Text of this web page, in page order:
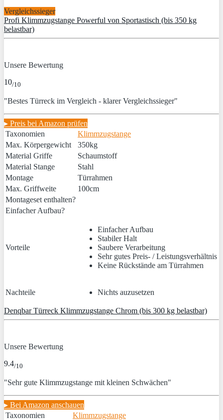
Vergleichssieger
Profi Klimmzugstange Powerful von Sportastisch (bis 350 kg
belastbar)
Unsere Bewertung
10/10
"Bestes Türreck im Vergleich - klarer Vergleichssieger"
▸ Preis bei Amazon prüfen
Taxonomien
Klimmzugstange
Max. Körpergewicht
350kg
Material Griffe
Schaumstoff
Material Stange
Stahl
Montage
Türrahmen
Max. Griffweite
100cm
Montageset enthalten?
Einfacher Aufbau?
Vorteile
Einfacher Aufbau
Stabiler Halt
Saubere Verarbeitung
Sehr gutes Preis- / Leistungsverhältnis
Keine Rückstände am Türrahmen
Nachteile Nichts auzusetzen
Denqbar Türreck Klimmzugstange Chrom (bis 300 kg belastbar)
Unsere Bewertung
9.4/10
"Sehr gute Klimmzugstange mit kleinen Schwächen"
▸ Bei Amazon anschauen
Taxonomien
Klimmzugstange